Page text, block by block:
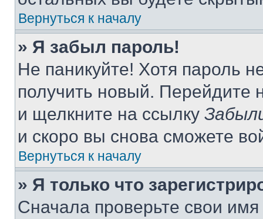
Вернуться к началу
» Я забыл пароль!
Не паникуйте! Хотя пароль
получить новый. Перейдите
и щелкните на ссылку
и скоро вы снова сможете
Вернуться к началу
» Я только что
Сначала проверьте свои